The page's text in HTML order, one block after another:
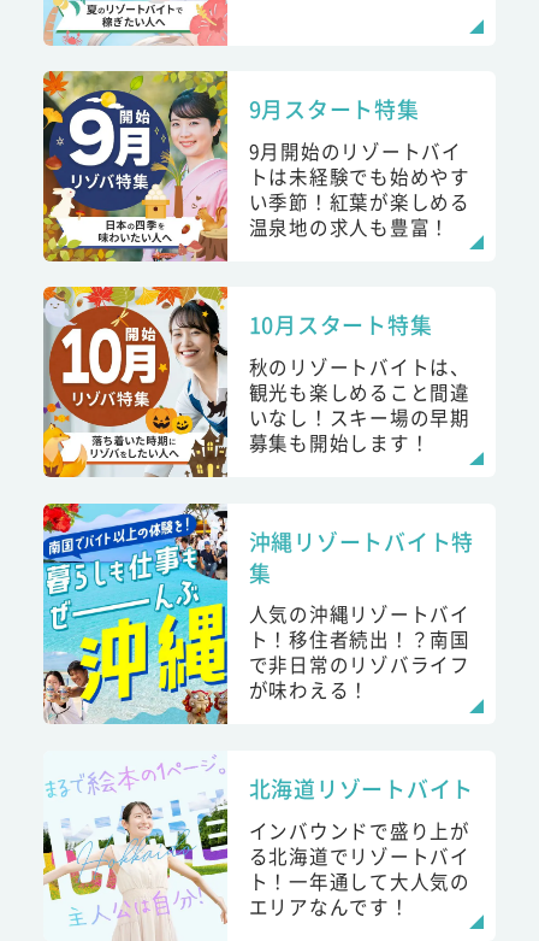
9月スタート特集
9月開始のリゾートバイ
トは未経験でも始めやす
い季節！紅葉が楽しめる
温泉地の求人も豊富！
10月スタート特集
秋のリゾートバイトは、
観光も楽しめること間違
いなし！スキー場の早期
募集も開始します！
沖縄リゾートバイト特
集
人気の沖縄リゾートバイ
ト！移住者続出！？南国
で非日常のリゾバライフ
が味わえる！
北海道リゾートバイト
インバウンドで盛り上が
る北海道でリゾートバイ
ト！一年通して大人気の
エリアなんです！